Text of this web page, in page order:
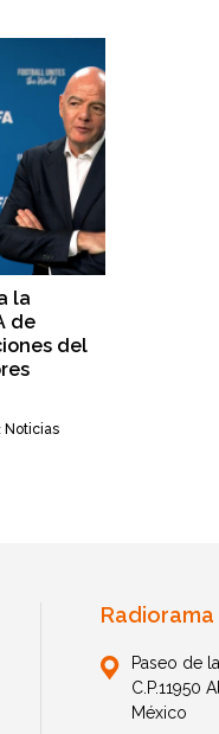
la
de
del
Noticias
Radiorama
Paseo de
C.P.11950
México